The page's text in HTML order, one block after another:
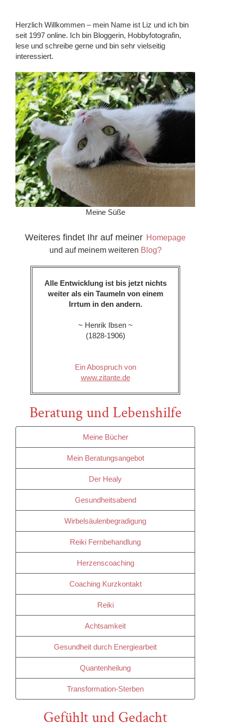
Herzlich Willkommen – mein Name ist Liz und ich bin
seit 1997 online. Ich bin Bloggerin, Hobbyfotografin,
lese und schreibe gerne und bin sehr vielseitig
interessiert.
Meine Süße
Weiteres findet Ihr auf meiner Homepage
und auf meinem weiteren Blog?
Alle Entwicklung ist bis jetzt nichts
weiter als ein Taumeln von einem
Irrtum in den andern.
~ Henrik Ibsen ~
(1828-1906)
Ein Abospruch von
www.zitante.de
Beratung und Lebenshilfe
Meine Bücher
Mein Beratungsangebot
Der Healy
Gesundheitsabend
Wirbelsäulenbegradigung
Reiki Fernbehandlung
Herzenscoaching
Coaching Kurzkontakt
Reiki
Achtsamkeit
Gesundheit durch Energiearbeit
Quantenheilung
Transformation-Sterben
Gefühlt und Gedacht